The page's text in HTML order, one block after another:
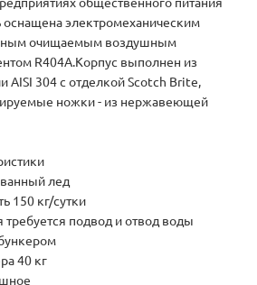
оснащена электромеханическим
очищаемым воздушным
R404A.Корпус выполнен из
AISI 304 с отделкой Scotch Brite,
ножки - из нержавеющей
лед
150 кг/сутки
подвод и отвод воды
40 кг